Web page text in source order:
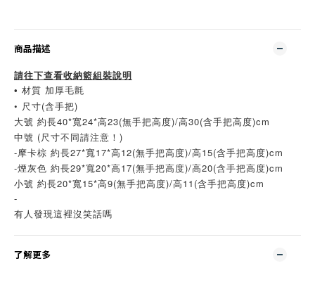
商品描述
請往下查看收納籃組裝說明
• 材質 加厚毛氈
• 尺寸(含手把)
大號 約長40*寬24*高23(無手把高度)/高30(含手把高度)cm
中號 (尺寸不同請注意！)
-摩卡棕 約長27*寬17*高12(無手把高度)/高15(含手把高度)cm
-煙灰色 約長29*寬20*高17(無手把高度)/高20(含手把高度)cm
小號 約長20*寬15*高9(無手把高度)/高11(含手把高度)cm
-
有人發現這裡沒笑話嗎
了解更多